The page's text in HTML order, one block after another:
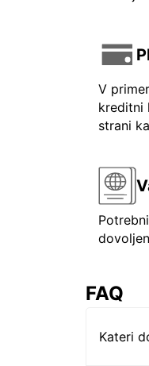
V
kreditni
strani
FAQ
Kateri